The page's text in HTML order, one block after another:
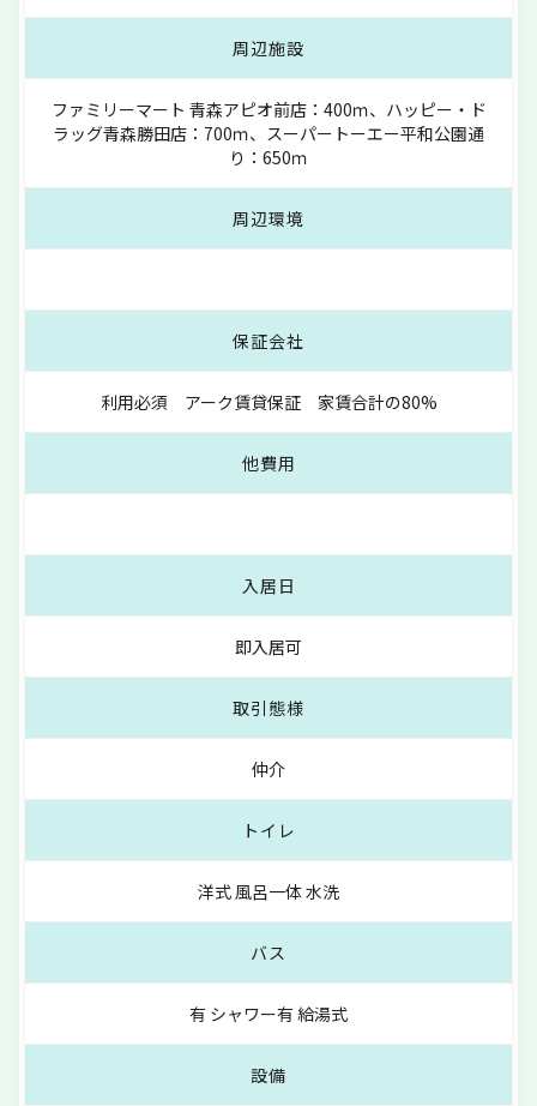
周辺施設
ファミリーマート 青森アピオ前店：400ｍ、ハッピー・ド
ラッグ青森勝田店：700ｍ、スーパートーエー平和公園通
り：650ｍ
周辺環境
保証会社
利用必須 アーク賃貸保証 家賃合計の80%
他費用
入居日
即入居可
取引態様
仲介
トイレ
洋式 風呂一体 水洗
バス
有 シャワー有 給湯式
設備